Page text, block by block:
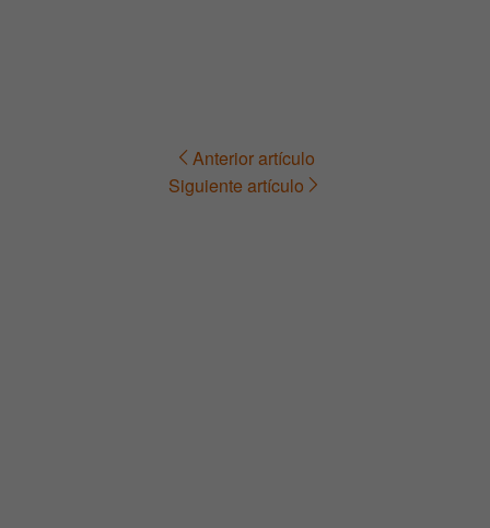
Navegación Anterior artículo
Siguiente artículo